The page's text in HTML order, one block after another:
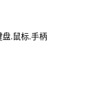
盘.鼠标.手柄